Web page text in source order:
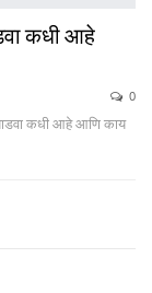
कधी आहे
0
कधी आहे आणि काय